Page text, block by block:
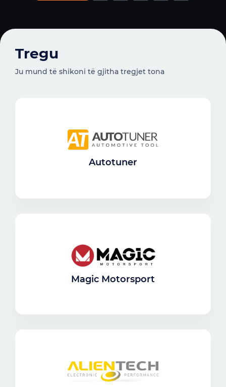
Tregu
Ju mund të shikoni të gjitha tregjet tona
Autotuner
Magic Motorsport